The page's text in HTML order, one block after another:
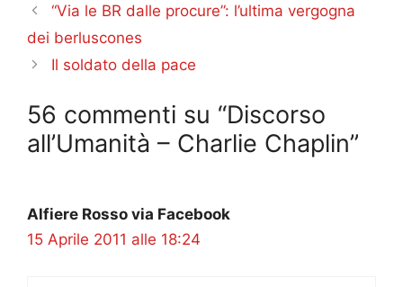
“Via le BR dalle procure”: l’ultima vergogna
dei berluscones
Il soldato della pace
56 commenti su “Discorso
all’Umanità – Charlie Chaplin”
Alfiere Rosso via Facebook
15 Aprile 2011 alle 18:24